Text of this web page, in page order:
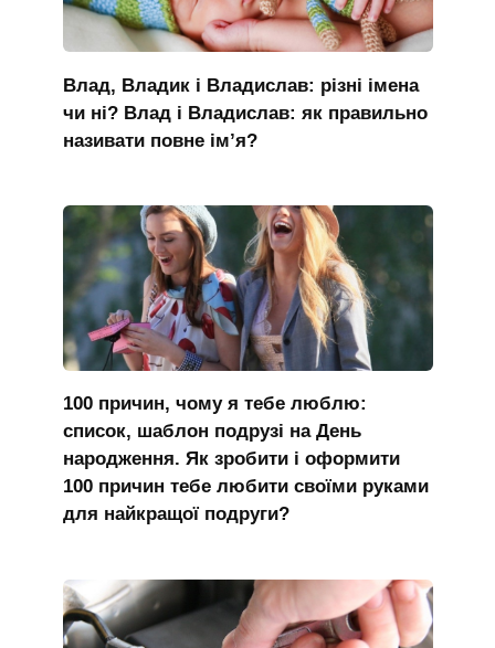
Влад, Владик і Владислав: різні імена
чи ні? Влад і Владислав: як правильно
називати повне ім’я?
100 причин, чому я тебе люблю:
список, шаблон подрузі на День
народження. Як зробити і оформити
100 причин тебе любити своїми руками
для найкращої подруги?